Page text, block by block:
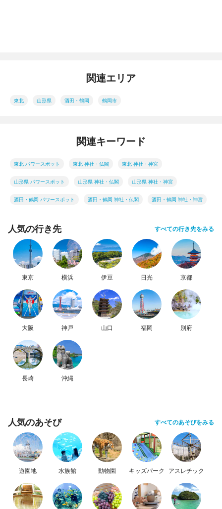
関連エリア
東北 山形県 酒田・鶴岡 鶴岡市
関連キーワード
東北 パワースポット 東北 神社・仏閣 東北 神社・神宮
山形県 パワースポット 山形県 神社・仏閣 山形県 神社・神宮
酒田・鶴岡 パワースポット 酒田・鶴岡 神社・仏閣 酒田・鶴岡 神社・神宮
人気の行き先 すべての行き先をみる
東京 横浜 伊豆 日光 京都
大阪 神戸 山口 福岡 別府
長崎 沖縄
人気のあそび すべてのあそびをみる
遊園地 水族館 動物園 キッズパーク アスレチック